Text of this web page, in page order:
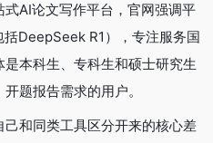
AI论文写作平台，官网强调平
DeepSeek R1），专注服务国
本科生、专科生和硕士研究生
题报告需求的用户。
和同类工具区分开来的核心差